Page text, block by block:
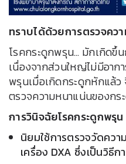
ทราบได้ด้วยการตรวจคว
โรคกระดูกพรุน… มักเกิดขึ้
เนื่องจากส่วนใหญ่ไม่มีอาก
พรุนเมื่อเกิดกระดูกหักแล้ว
ตรวจความหนาแน่นของกร
การวินิจฉัยโรคกระดูกพรุน
นิยมใช้การตรวจวัดคว
เครื่อง DXA ซึ่งเป็นวิธี